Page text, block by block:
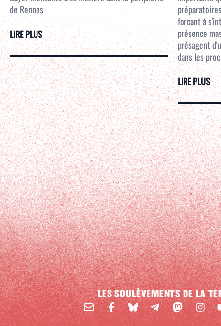
de Rennes
LIRE PLUS
forcant à
présence
présagent
dans les
LIRE PLUS
Email FacebookBlueSky Mastodon
LES SOULÈVEMENTS DE LA